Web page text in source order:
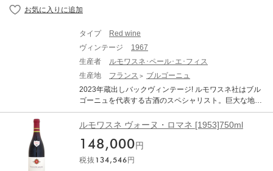
Date 2022 - 2038 Reviewed by William Kelley Issue Dat
Wine Advocate The 2018 Le Montrachet Grand Cru has t
urned out very well indeed, wafting from the glass with ar
arm bread, its new oak already more integrated than in R
emoissenet's B?tard. Full-bodied, ample and layered, it's
muscular and concentrated, with fine structuring dry extr
act and a seamless, complete profile. VINOUS：(92-95)
Burgundy New Releases: A Bit of Everything… (May 202
0) A wine of reserve and nobility, the 2018 Le Montrachet
Grand Cru is superb. Fresh, vibrant and explosive in the
early going, the Remoissenet Montrachet opens up beau
tifully in the glass. Striking aromatics and rich fruit play off
動かされずに今も大量に眠っており、現在その味わいは
を醸し出しております。 また、ローラン氏の考えから古
酒の輸送には、瓶内の澱が悪影響を及ぼすとの事から1本
1本丹念に澱を取り除いています。その後、コルクを抜き
澱の不足分を同じワインから注ぎ足しリコルクして出荷
いたします。深い眠りと丹念な世話により出来上がった
インを生み出しています。 「ヴォーヌ・ロマネ」は、軽
いスパイス、ブラックチェリー、レッドプラムの香り。
余韻を味わうことができます。長い熟成のポテンシャル
を持つ1本です。 REMOISSENET PERE ET FILS VOSNE
ROMANEE ルモワスネ ヴォーヌ・ロマネ 生産地：フラ
ンス ブルゴーニュ コート・ド・ニュイ ヴォーヌ・ロマ
タイプ
Red wine
ヴィンテージ
1967
生産者
ルモワスネ･ペール･エ･フィス
生産地
フランス
ブルゴーニュ
2023年蔵出しバックヴィンテージ! ルモワスネ社はブル
ゴーニュを代表する古酒のスペシャリスト。巨大な地下
カーヴの中には、100万本にものぼる古酒が眠ってお
り、熟成を待って出荷されます。 ルモワスネは1877年設
います。前当主のローラン氏は最後のブルジョアとも言
われるほどの裕福な家系。その豊富な財力で60年代,70年
代,80年代は現代のトップドメーヌから大量のワインを買
ルモワスネ ヴォーヌ・ロマネ [1953]750ml
148,000 円
税抜 134,546 円